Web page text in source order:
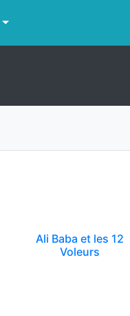
Ali Baba et les 12
Voleurs